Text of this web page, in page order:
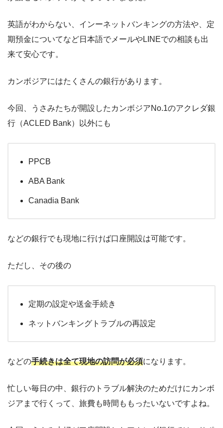
英語がわからない、インーネットバンキングの方法や、定
期預金についてなど日本語でメールやLINEでの相談も出
来て安心です。
カンボジアにはたくさんの銀行があります。
今回、うさみたちが開設したカンボジアNo.1のアクレダ銀
行（ACLED Bank）以外にも
PPCB
ABA Bank
Canadia Bank
などの銀行でも現地に行けば口座開設は可能です。
ただし、その後の
定期の設定や送金手続き
ネットバンキングトラブルの再設定
などの手続きは全て現地の訪問が必須になります。
忙しい毎日の中、銀行のトラブル解決のためだけにカンボ
ジアまで行くって、旅費も時間ももったいないですよね。